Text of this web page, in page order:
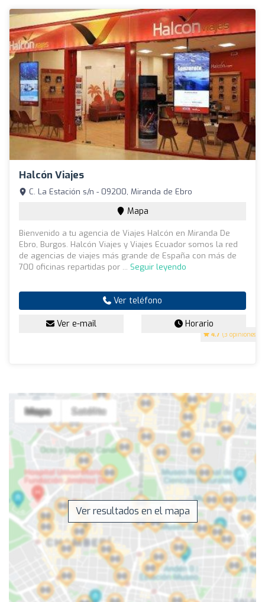
Halcón Viajes
4.7 (3 opiniones)
C. La Estación s/n - 09200, Miranda de Ebro
Mapa
Bienvenido a tu agencia de Viajes Halcón en Miranda De
Ebro, Burgos. Halcón Viajes y Viajes Ecuador somos la red
de agencias de viajes más grande de España con más de
700 oficinas repartidas por ... Seguir leyendo
Ver teléfono
Ver e-mail Horario
Ver resultados en el mapa